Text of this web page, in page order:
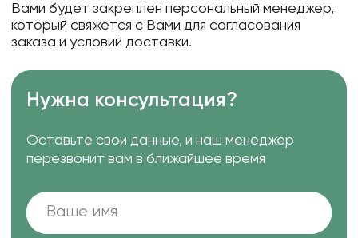
Вами будет закреплен персональный менеджер,
который свяжется с Вами для согласования
заказа и условий доставки.
Нужна консультация?
Оставьте свои данные, и наш менеджер
перезвонит вам в ближайшее время